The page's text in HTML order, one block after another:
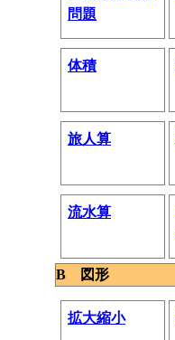
問題
体積
旅人算
流水算
B 図形
拡大縮小